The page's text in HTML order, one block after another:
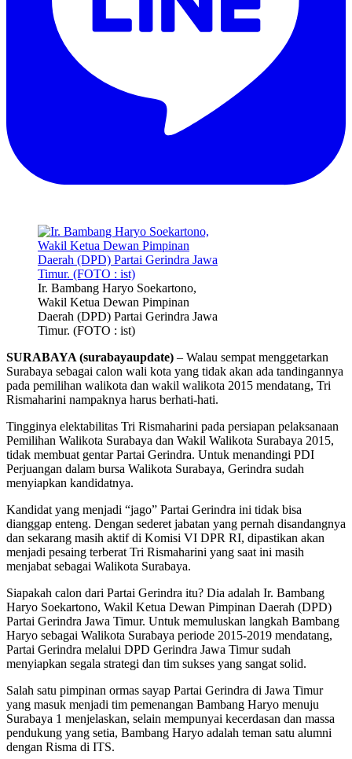
Ir. Bambang Haryo Soekartono,
Wakil Ketua Dewan Pimpinan
Daerah (DPD) Partai Gerindra Jawa
Timur. (FOTO : ist)
SURABAYA (surabayaupdate) – Walau sempat menggetarkan
Surabaya sebagai calon wali kota yang tidak akan ada tandingannya
pada pemilihan walikota dan wakil walikota 2015 mendatang, Tri
Rismaharini nampaknya harus berhati-hati.
Tingginya elektabilitas Tri Rismaharini pada persiapan pelaksanaan
Pemilihan Walikota Surabaya dan Wakil Walikota Surabaya 2015,
tidak membuat gentar Partai Gerindra. Untuk menandingi PDI
Perjuangan dalam bursa Walikota Surabaya, Gerindra sudah
menyiapkan kandidatnya.
Kandidat yang menjadi “jago” Partai Gerindra ini tidak bisa
dianggap enteng. Dengan sederet jabatan yang pernah disandangnya
dan sekarang masih aktif di Komisi VI DPR RI, dipastikan akan
menjadi pesaing terberat Tri Rismaharini yang saat ini masih
menjabat sebagai Walikota Surabaya.
Siapakah calon dari Partai Gerindra itu? Dia adalah Ir. Bambang
Haryo Soekartono, Wakil Ketua Dewan Pimpinan Daerah (DPD)
Partai Gerindra Jawa Timur. Untuk memuluskan langkah Bambang
Haryo sebagai Walikota Surabaya periode 2015-2019 mendatang,
Partai Gerindra melalui DPD Gerindra Jawa Timur sudah
menyiapkan segala strategi dan tim sukses yang sangat solid.
Salah satu pimpinan ormas sayap Partai Gerindra di Jawa Timur
yang masuk menjadi tim pemenangan Bambang Haryo menuju
Surabaya 1 menjelaskan, selain mempunyai kecerdasan dan massa
pendukung yang setia, Bambang Haryo adalah teman satu alumni
dengan Risma di ITS.